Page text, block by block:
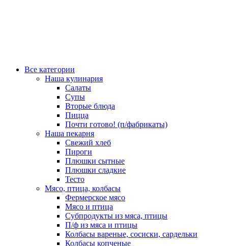
Все категории
Наша кулинария
Салаты
Супы
Вторые блюда
Пицца
Почти готово! (п/фабрикаты)
Наша пекарня
Свежий хлеб
Пироги
Плюшки сытные
Плюшки сладкие
Тесто
Мясо, птица, колбасы
Фермерское мясо
Мясо и птица
Субпродукты из мяса, птицы
П/ф из мяса и птицы
Колбасы вареные, сосиски, сардельки
Колбасы копченые